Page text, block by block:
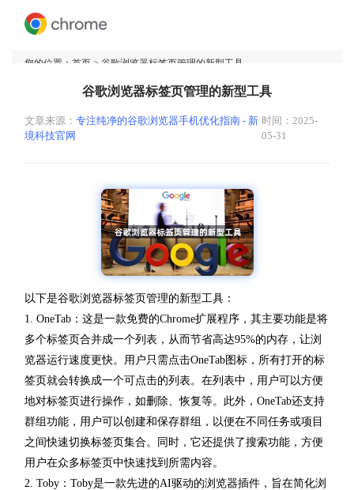
您的位置： 首页 > 谷歌浏览器标签页管理的新型工具
谷歌浏览器标签页管理的新型工具
文章来源： 专注纯净的谷歌浏览器手机优化指南 - 新
境科技官网
时间：2025-
05-31
以下是谷歌浏览器标签页管理的新型工具：
1. OneTab：这是一款免费的Chrome扩展程序，其主要功能是将
多个标签页合并成一个列表，从而节省高达95%的内存，让浏
览器运行速度更快。用户只需点击OneTab图标，所有打开的标
签页就会转换成一个可点击的列表。在列表中，用户可以方便
地对标签页进行操作，如删除、恢复等。此外，OneTab还支持
群组功能，用户可以创建和保存群组，以便在不同任务或项目
之间快速切换标签页集合。同时，它还提供了搜索功能，方便
用户在众多标签页中快速找到所需内容。
2. Toby：Toby是一款先进的AI驱动的浏览器插件，旨在简化浏